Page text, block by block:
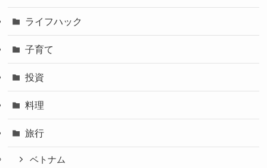
ライフハック
子育て
投資
料理
旅行
ベトナム